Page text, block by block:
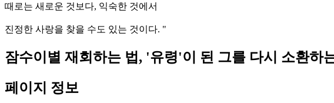
때 로는 새 로운 것 보 다, 익숙한 것에 서
진정한 사랑을 찾을 수도 있는 것이 다. "
잠수이별 재회하는 법, '유령'이 된 그를 다시 소환하
페이지 정보